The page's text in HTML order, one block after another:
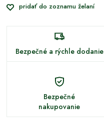
pridať do zoznamu želaní
Bezpečné a rýchle dodanie
Bezpečné
nakupovanie